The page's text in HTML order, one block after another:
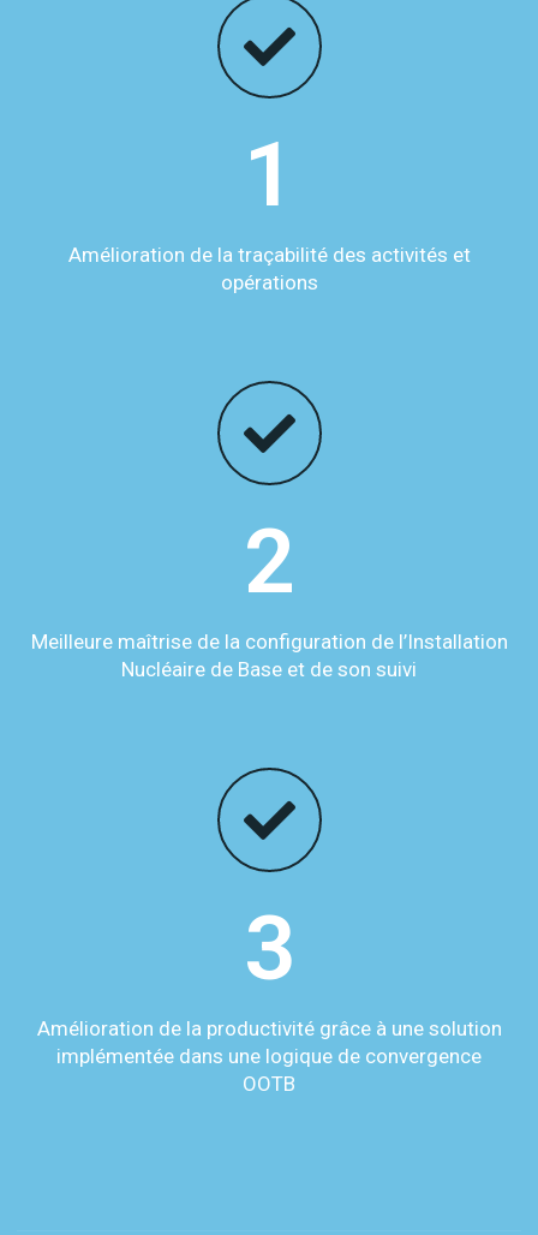
1
Amélioration de la traçabilité des activités et
opérations
2
Meilleure maîtrise de la configuration de l’Installation
Nucléaire de Base et de son suivi
3
Amélioration de la productivité grâce à une solution
implémentée dans une logique de convergence
OOTB